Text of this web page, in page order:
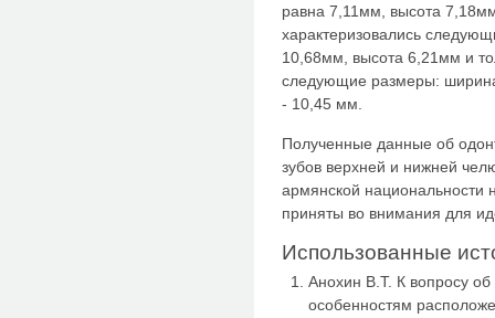
равна 7,11мм, высота
характеризовались
10,68мм, высота 6,21мм и
следующие размеры:
- 10,45 мм.
Полученные данные об
зубов верхней и нижней
армянской национальности
приняты во внимания для
Использованные
Анохин В.Т. К вопросу
особенностям